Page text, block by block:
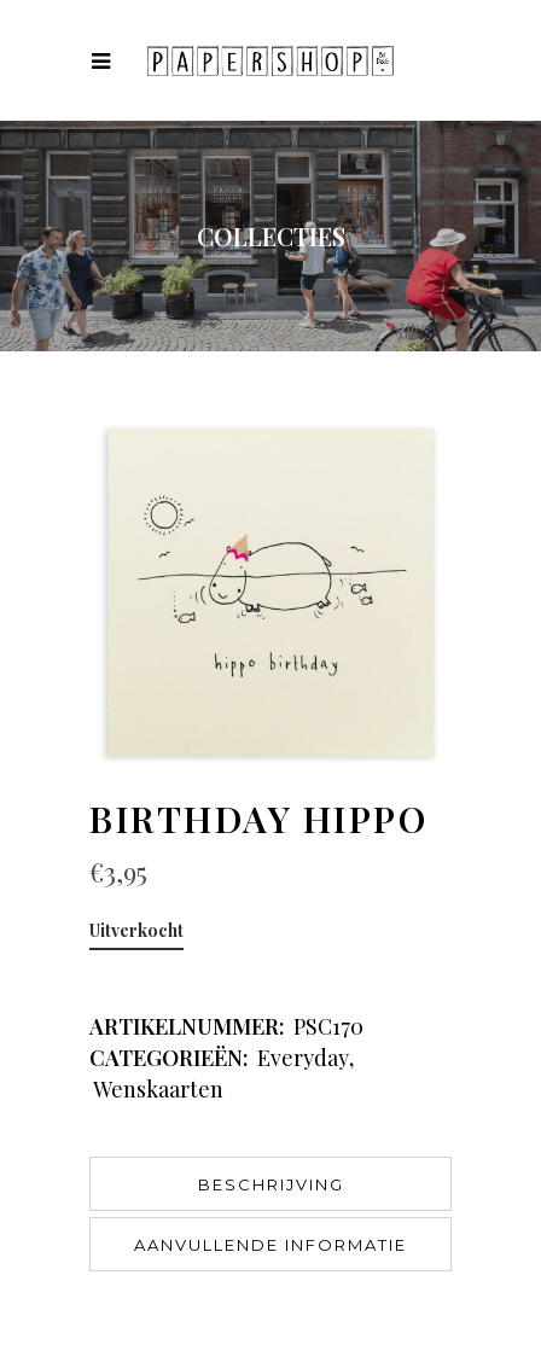
COLLECTIES
BIRTHDAY HIPPO
€3,95
Uitverkocht
ARTIKELNUMMER: PSC170
CATEGORIEËN: Everyday,
Wenskaarten
BESCHRIJVING
AANVULLENDE INFORMATIE